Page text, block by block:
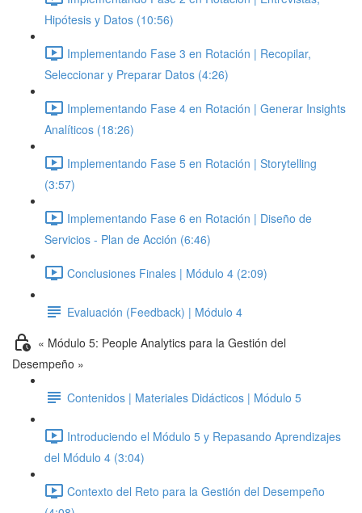
Hipótesis y Datos (10:56)
Implementando Fase 3 en Rotación | Recopilar,
Seleccionar y Preparar Datos (4:26)
Implementando Fase 4 en Rotación | Generar Insights
Analíticos (18:26)
Implementando Fase 5 en Rotación | Storytelling
(3:57)
Implementando Fase 6 en Rotación | Diseño de
Servicios - Plan de Acción (6:46)
Conclusiones Finales | Módulo 4 (2:09)
Evaluación (Feedback) | Módulo 4
« Módulo 5: People Analytics para la Gestión del
Desempeño »
Contenidos | Materiales Didácticos | Módulo 5
Introduciendo el Módulo 5 y Repasando Aprendizajes
del Módulo 4 (3:04)
Contexto del Reto para la Gestión del Desempeño